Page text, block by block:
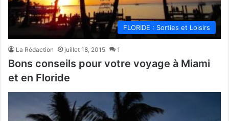
FLORIDE : Sorties et Loisirs
La Rédaction juillet 18, 2015 1
Bons conseils pour votre voyage à Miami
et en Floride